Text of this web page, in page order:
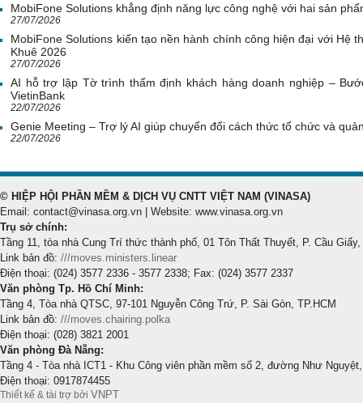
MobiFone Solutions khẳng định năng lực công nghệ với hai sản
27/07/2026
MobiFone Solutions kiến tạo nền hành chính công hiện đại với Hệ
Khuê 2026
27/07/2026
AI hỗ trợ lập Tờ trình thẩm định khách hàng doanh nghiệp –
VietinBank
22/07/2026
Genie Meeting – Trợ lý AI giúp chuyển đổi cách thức tổ chức và
22/07/2026
© HIỆP HỘI PHẦN MỀM & DỊCH VỤ CNTT VIỆT NAM (VINASA)
Email: contact@vinasa.org.vn | Website: www.vinasa.org.vn
Trụ sở chính:
Tầng 11, tòa nhà Cung Trí thức thành phố, 01 Tôn Thất Thuyết, P. Cầu Giấy,
Link bản đồ: ///moves.ministers.linear
Điện thoại: (024) 3577 2336 - 3577 2338; Fax: (024) 3577 2337
Văn phòng Tp. Hồ Chí Minh:
Tầng 4, Tòa nhà QTSC, 97-101 Nguyễn Công Trứ, P. Sài Gòn, TP.HCM
Link bản đồ: ///moves.chairing.polka
Điện thoại: (028) 3821 2001
Văn phòng Đà Nẵng:
Tầng 4 - Tòa nhà ICT1 - Khu Công viên phần mềm số 2, đường Như
Điện thoại: 0917874455
Thiết kế & tài trợ bởi VNPT